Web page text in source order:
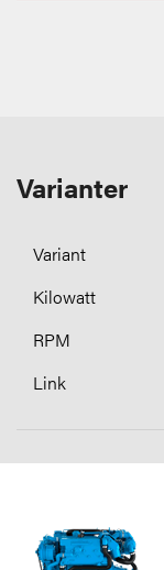
Varianter